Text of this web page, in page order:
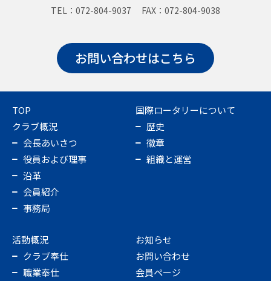
TEL：072-804-9037 FAX：072-804-9038
お問い合わせはこちら
TOP
クラブ概況
会長あいさつ
役員および理事
沿革
会員紹介
事務局
国際ロータリーについて
歴史
徽章
組織と運営
活動概況
クラブ奉仕
職業奉仕
お知らせ
お問い合わせ
会員ページ